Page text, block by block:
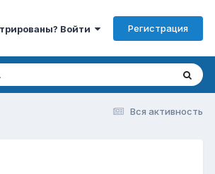
Войти Регистрация
Вся активность